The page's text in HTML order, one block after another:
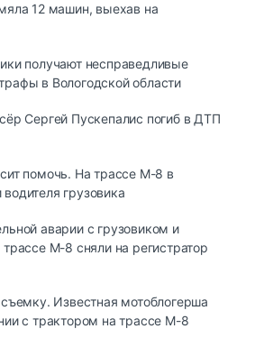
грузы
Склады и
Топливо, масла и
Дзен
12 машин, выехав на
получают несправедливые
в Вологодской области
Сергей Пускепалис погиб в ДТП
помочь. На трассе М-8 в
грузовика
аварии с грузовиком и
М-8 сняли на регистратор
Известная мотоблогерша
с трактором на трассе М-8